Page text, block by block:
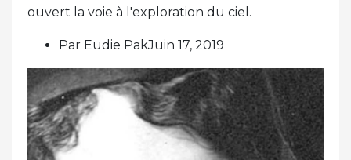
ouvert la voie à l'exploration du ciel.
Par Eudie PakJuin 17, 2019